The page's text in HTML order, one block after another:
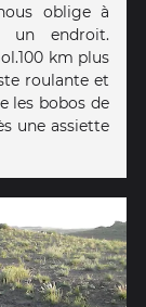
oblige à
un endroit.
km plus
roulante et
les bobos de
une assiette